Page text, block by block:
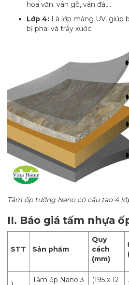
hoa văn: vân gỗ, vân đá,...
Lớp 4: Là lớp màng UV, giúp
bị phai và trầy xước.
Tấm ốp tường Nano có cấu tạo 4
II. Báo giá tấm nhựa
STT Sản phẩm
Quy
cách
(mm)
Tấm ốp Nano 3
(195 x 12